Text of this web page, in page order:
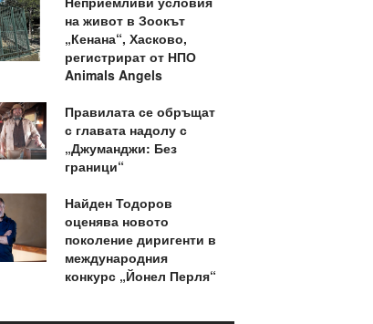
на живот в Зоокът
„Кенана“, Хасково,
регистрират от НПО
Animals Angels
Правилата се обръщат
с главата надолу с
„Джуманджи: Без
граници“
Найден Тодоров
оценява новото
поколение диригенти в
международния
конкурс „Йонел Перля“